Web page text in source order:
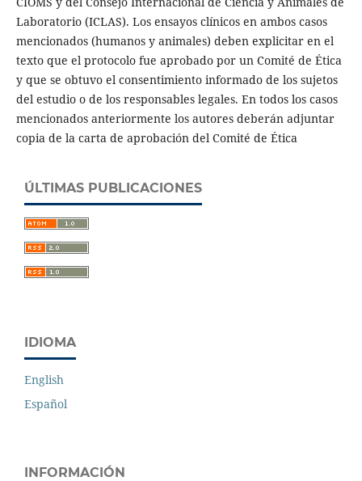
Laboratorio (ICLAS). Los ensayos clínicos en ambos casos
mencionados (humanos y animales) deben explicitar en el
texto que el protocolo fue aprobado por un Comité de Ética
y que se obtuvo el consentimiento informado de los sujetos
del estudio o de los responsables legales. En todos los casos
mencionados anteriormente los autores deberán adjuntar
copia de la carta de aprobación del Comité de Ética
ÚLTIMAS PUBLICACIONES
IDIOMA
English
Español
INFORMACIÓN